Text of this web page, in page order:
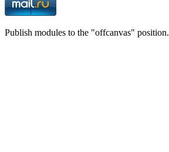
Publish modules to the "offcanvas" position.